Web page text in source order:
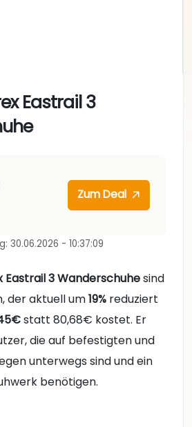
Eastrail 3
Zum Deal
30.06.2026 - 10:37:09
Eastrail 3 Wanderschuhesind
der aktuell um19% reduziert
statt 80,68€ kostet. Er
die auf befestigten und
unterwegs sind und ein
benötigen.